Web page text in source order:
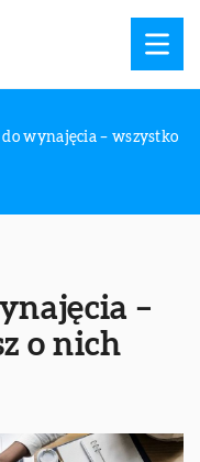
do wynajęcia – wszystko
–
o nich